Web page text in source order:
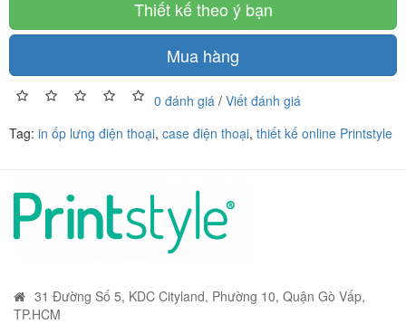
Thiết kế theo ý bạn
Mua hàng
0 đánh giá / Viết đánh giá
Tag: in ốp lưng điện thoại, case điện thoại, thiết kế online Printstyle
31 Đường Số 5, KDC Cityland, Phường 10, Quận Gò Vấp,
TP.HCM